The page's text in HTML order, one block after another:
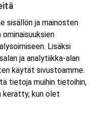
sisällön ja mainosten
Lisäksi
ja analytiikka-alan
käytät sivustoamme.
tietoja muihin tietoihin,
kerätty, kun olet